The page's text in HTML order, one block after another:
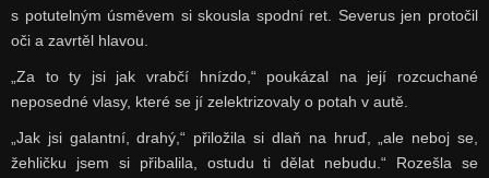
s potutelným úsměvem si skousla spodní ret. Severus jen protočil
oči a zavrtěl hlavou.
„Za to ty jsi jak vrabčí hnízdo,“ poukázal na její rozcuchané
neposedné vlasy, které se jí zelektrizovaly o potah v autě.
„Jak jsi galantní, drahý,“ přiložila si dlaň na hruď, „ale neboj se,
žehličku jsem si přibalila, ostudu ti dělat nebudu.“ Rozešla se